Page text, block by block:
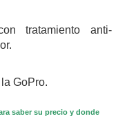
tratamiento anti-
GoPro.
saber su precio y donde